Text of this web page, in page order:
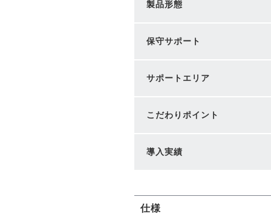
製品形態
保守サポート
サポートエリア
こだわりポイント
導入実績
仕様